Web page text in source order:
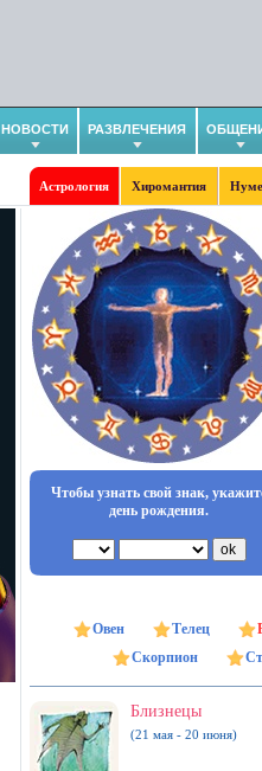
НОВОСТИ РАЗВЛЕЧЕНИЯ
Астрология Хиромантия
Чтобы узнать свой знак,
день рождения.
Овен Телец
Скорпион
Близнецы
(21 мая - 20 июня)